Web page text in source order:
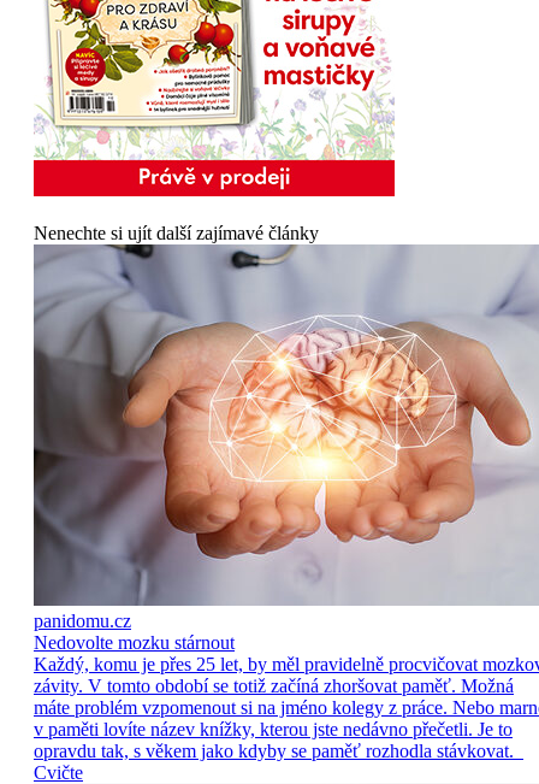
Nenechte si ujít další zajímavé články
panidomu.cz
Nedovolte mozku stárnout
Každý, komu je přes 25 let, by měl pravidelně procvičovat
závity. V tomto období se totiž začíná zhoršovat paměť. Možná
máte problém vzpomenout si na jméno kolegy z práce. Nebo
v paměti lovíte název knížky, kterou jste nedávno přečetli. Je to
opravdu tak, s věkem jako kdyby se paměť rozhodla stávkovat.
Cvičte